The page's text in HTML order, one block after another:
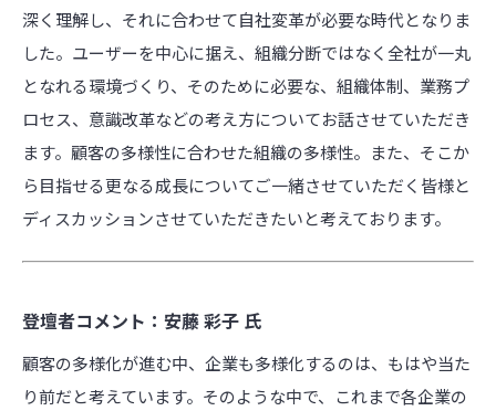
深く理解し、それに合わせて自社変革が必要な時代となりま
した。ユーザーを中心に据え、組織分断ではなく全社が一丸
となれる環境づくり、そのために必要な、組織体制、業務プ
ロセス、意識改革などの考え方についてお話させていただき
ます。顧客の多様性に合わせた組織の多様性。また、そこか
ら目指せる更なる成長についてご一緒させていただく皆様と
ディスカッションさせていただきたいと考えております。
登壇者コメント：安藤 彩子 氏
顧客の多様化が進む中、企業も多様化するのは、もはや当た
り前だと考えています。そのような中で、これまで各企業の